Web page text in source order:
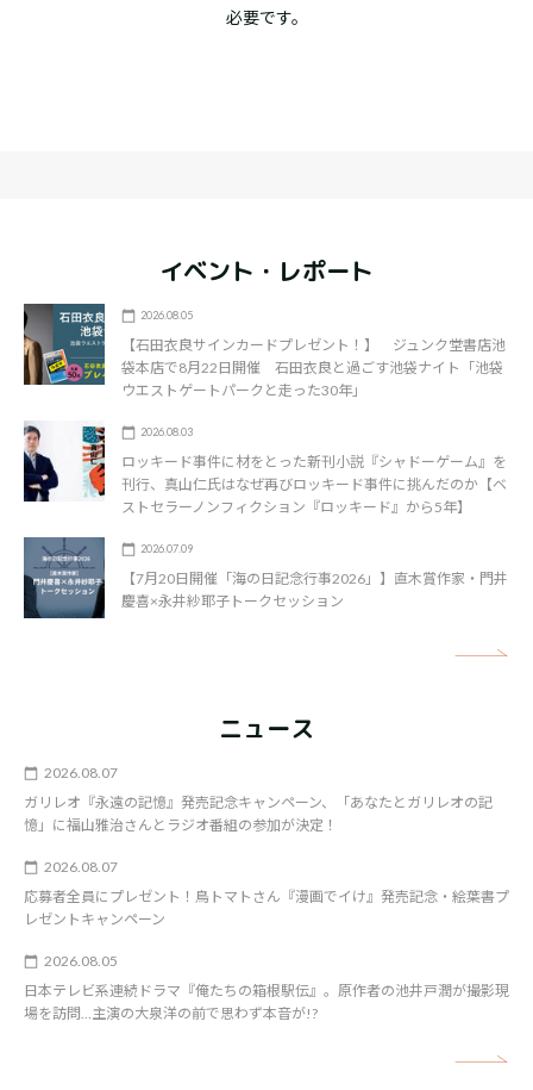
必要です。
イベント・レポート
2026.08.05
【石田衣良サインカードプレゼント！】 ジュンク堂書店池
袋本店で8月22日開催 石田衣良と過ごす池袋ナイト「池袋
ウエストゲートパークと走った30年」
2026.08.03
ロッキード事件に材をとった新刊小説『シャドーゲーム』を
刊行、真山仁氏はなぜ再びロッキード事件に挑んだのか【ベ
ストセラーノンフィクション『ロッキード』から5年】
2026.07.09
【7月20日開催「海の日記念行事2026」】直木賞作家・門井
慶喜×永井紗耶子トークセッション
ニュース
2026.08.07
ガリレオ『永遠の記憶』発売記念キャンペーン、「あなたとガリレオの記
憶」に福山雅治さんとラジオ番組の参加が決定！
2026.08.07
応募者全員にプレゼント！鳥トマトさん『漫画でイけ』発売記念・絵葉書プ
レゼントキャンペーン
2026.08.05
日本テレビ系連続ドラマ『俺たちの箱根駅伝』。原作者の池井戸潤が撮影現
場を訪問…主演の大泉洋の前で思わず本音が!?